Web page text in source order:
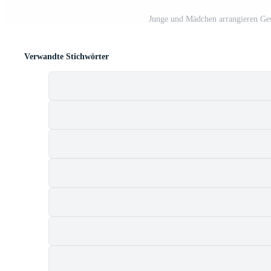
Junge und Mädchen arrangieren
Verwandte Stichwörter